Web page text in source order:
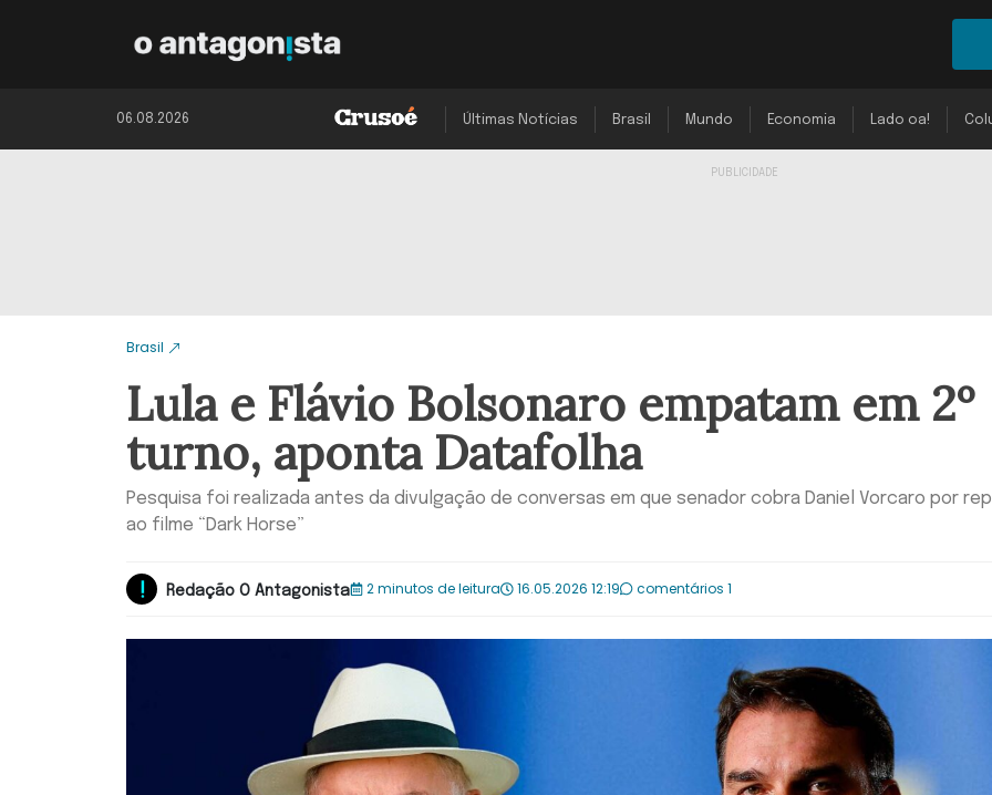
06.08.2026 Últimas Notícias Brasil Mundo Economia Lado oa!
Brasil
Lula e Flávio Bolsonaro empatam em 2º
turno, aponta Datafolha
Pesquisa foi realizada antes da divulgação de conversas em que senador cobra Daniel Vorcaro por
ao filme “Dark Horse”
Redação O Antagonista 2 minutos de leitura 16.05.2026 12:19 comentários 1